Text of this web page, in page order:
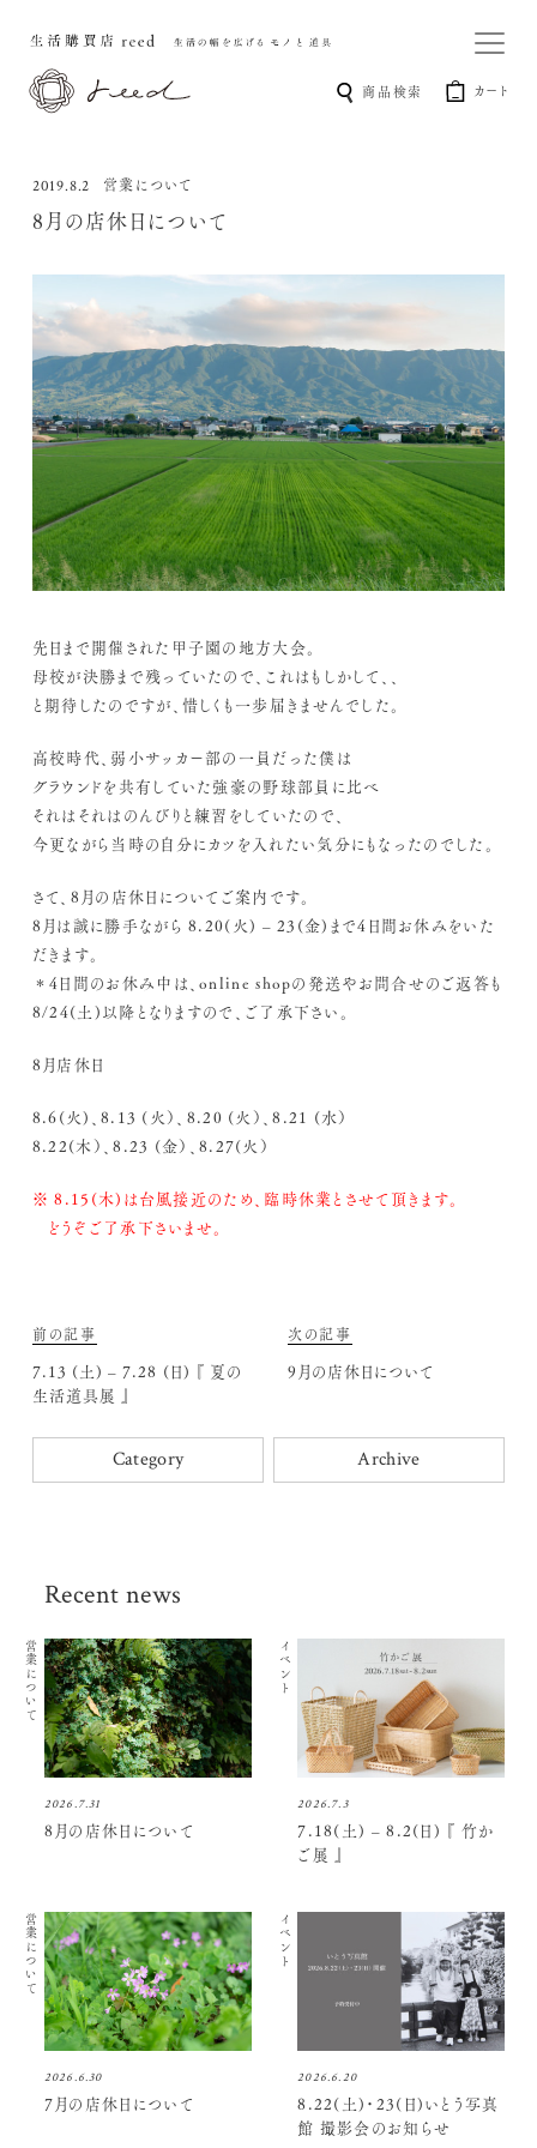
商品検索 カート
2019.8.2 営業について
8月の店休日について
先日まで開催された甲子園の地方大会。
母校が決勝まで残っていたので、これはもしかして、、
と期待したのですが、惜しくも一歩届きませんでした。
高校時代、弱小サッカー部の一員だった僕は
グラウンドを共有していた強豪の野球部員に比べ
それはそれはのんびりと練習をしていたので、
今更ながら当時の自分にカツを入れたい気分にもなったのでした。
さて、8月の店休日についてご案内です。
8月は誠に勝手ながら 8.20(火) – 23(金)まで4日間お休みをいた
だきます。
＊4日間のお休み中は、online shopの発送やお問合せのご返答も
8/24(土)以降となりますので、ご了承下さい。
8月店休日
8.6(火)、8.13 (火）、8.20 (火）、8.21 (水）
8.22(木）、8.23 (金）、8.27(火）
※ 8.15(木)は台風接近のため、臨時休業とさせて頂きます。
どうぞご了承下さいませ。
前の記事
7.13 (土) – 7.28 (日) 『 夏の
生活道具展 』
次の記事
9月の店休日について
Category Archive
Recent news
2026.7.31
営業について
8月の店休日について
2026.7.3
イベント
7.18(土) – 8.2(日) 『 竹か
ご展 』
2026.6.30
営業について
7月の店休日について
2026.6.20
イベント
8.22(土)・23(日)いとう写真
館 撮影会のお知らせ